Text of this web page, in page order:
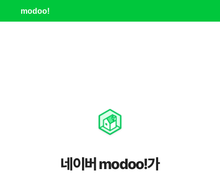
modoo!
네이버 modoo!가